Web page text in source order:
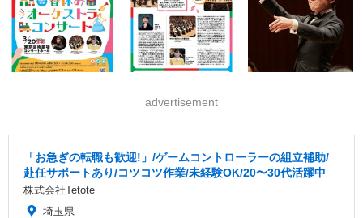
advertisement
「お急ぎの転職も歓迎!」/ゲームコントローラーの組立補助/
赴任サポートあり/コツコツ作業/未経験OK/20〜30代活躍中
株式会社Tetote
埼玉県